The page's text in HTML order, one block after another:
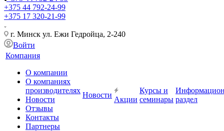
+375 44 792-24-99
+375 17 320-21-99
г. Минск ул. Ежи Гедройца, 2-240
Войти
Компания
О компании
О компаниях
производителях
Новости
Отзывы
Контакты
Партнеры
Новости
Акции
Курсы и
семинары раздел